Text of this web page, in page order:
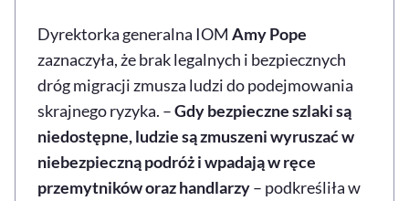
Dyrektorka generalna IOM Amy Pope
zaznaczyła, że brak legalnych i bezpiecznych
dróg migracji zmusza ludzi do podejmowania
skrajnego ryzyka. –Gdy bezpieczne szlaki są
niedostępne, ludzie są zmuszeni wyruszać w
niebezpieczną podróż i wpadają w ręce
przemytników oraz handlarzy– podkreśliła w